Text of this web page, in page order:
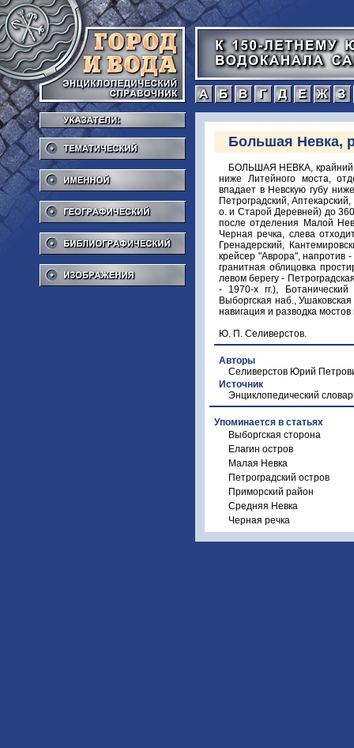
Тематический
Именной
Географический
Библиографический
Изображения
а б в г
Большая Невка,
БОЛЬШАЯ НЕВКА, крайний
ниже Литейного моста,
впадает в Невскую губу
Петроградский,
о. и Старой Деревней) до
после отделения Малой
Черная речка, слева
Гренадерский,
крейсер "Аврора", напротив
гранитная облицовка
левом берегу -
- 1970-х гг.),
Выборгская наб.,
навигация и разводка
Ю. П. Селиверстов.
Авторы
Селиверстов Юрий
Источник
Энциклопедический
Упоминается в статьях
Выборгская сторона
Елагин остров
Малая Невка
Петроградский остров
Приморский район
Средняя Невка
Черная речка